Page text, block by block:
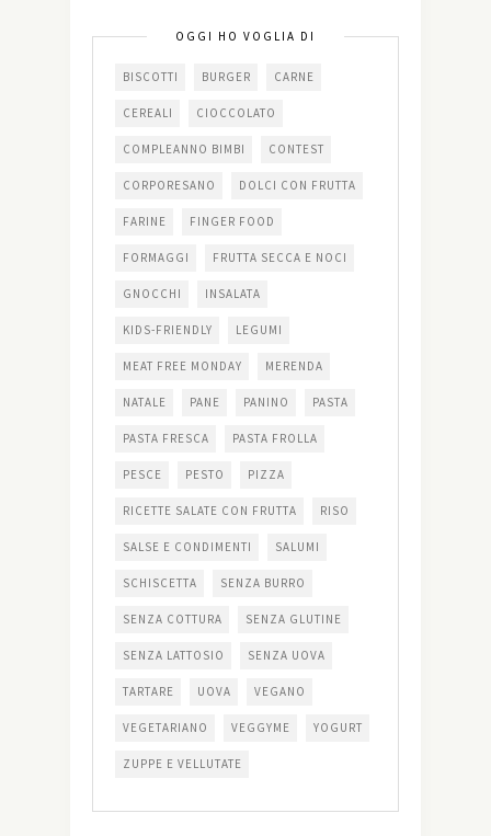
OGGI HO VOGLIA DI
BISCOTTI BURGER CARNE
CEREALI CIOCCOLATO
COMPLEANNO BIMBI CONTEST
CORPORESANO DOLCI CON FRUTTA
FARINE FINGER FOOD
FORMAGGI FRUTTA SECCA E NOCI
GNOCCHI INSALATA
KIDS-FRIENDLY LEGUMI
MEAT FREE MONDAY MERENDA
NATALE PANE PANINO PASTA
PASTA FRESCA PASTA FROLLA
PESCE PESTO PIZZA
RICETTE SALATE CON FRUTTA RISO
SALSE E CONDIMENTI SALUMI
SCHISCETTA SENZA BURRO
SENZA COTTURA SENZA GLUTINE
SENZA LATTOSIO SENZA UOVA
TARTARE UOVA VEGANO
VEGETARIANO VEGGYME YOGURT
ZUPPE E VELLUTATE